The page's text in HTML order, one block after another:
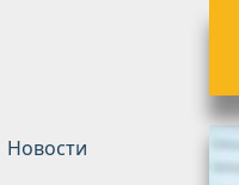
Новости